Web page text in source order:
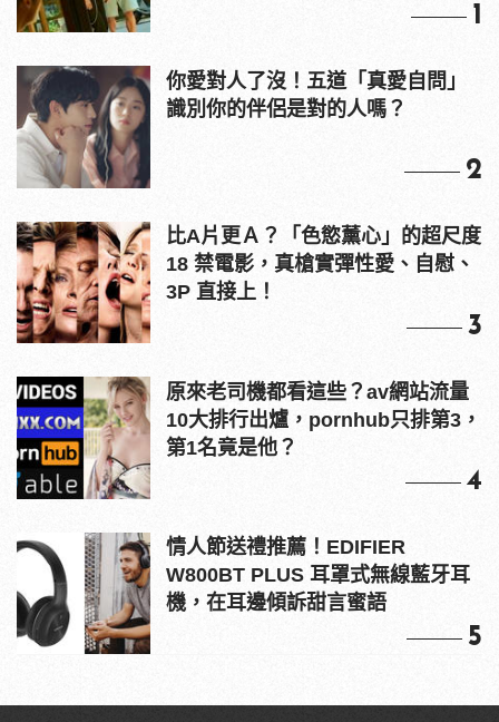
1
你愛對人了沒！五道「真愛自問」
識別你的伴侶是對的人嗎？
2
比A片更Ａ？「色慾薰心」的超尺度
18 禁電影，真槍實彈性愛、自慰、
3P 直接上！
3
原來老司機都看這些？av網站流量
10大排行出爐，pornhub只排第3，
第1名竟是他？
4
情人節送禮推薦！EDIFIER
W800BT PLUS 耳罩式無線藍牙耳
機，在耳邊傾訴甜言蜜語
5